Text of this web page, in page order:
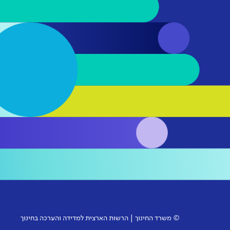
© משרד החינוך | הרשות הארצית למדידה והערכה בחינוך